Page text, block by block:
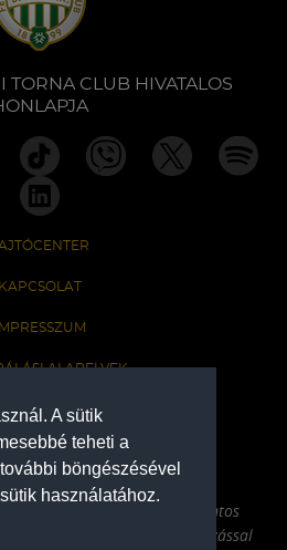
A sütik
teheti a
böngészésével
használatához.
TORNA CLUB HIVATALOS
KAPCSOLAT
IMPRESSZUM
ALAPELVEK
TÁJÉKOZTATÓ
honlapja
anyagok csak a forrás pontos
esetén aktív hivatkozással